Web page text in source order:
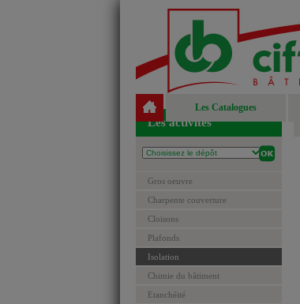
Les Catalogues
Les activités
Gros oeuvre
Charpente couverture
Cloisons
Plafonds
Isolation
Chimie du bâtiment
Etanchéité